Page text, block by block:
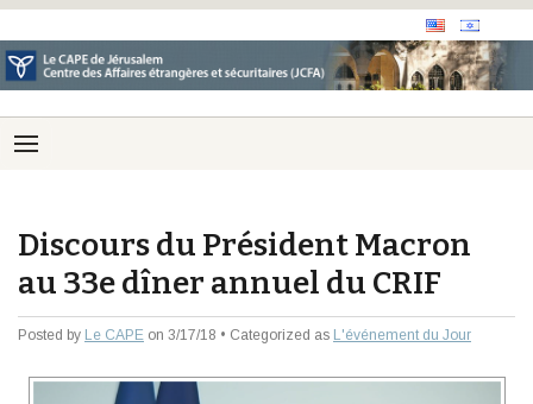
Discours du Président Macron
au 33e dîner annuel du CRIF
Posted by Le CAPE on 3/17/18 • Categorized as L'événement du Jour